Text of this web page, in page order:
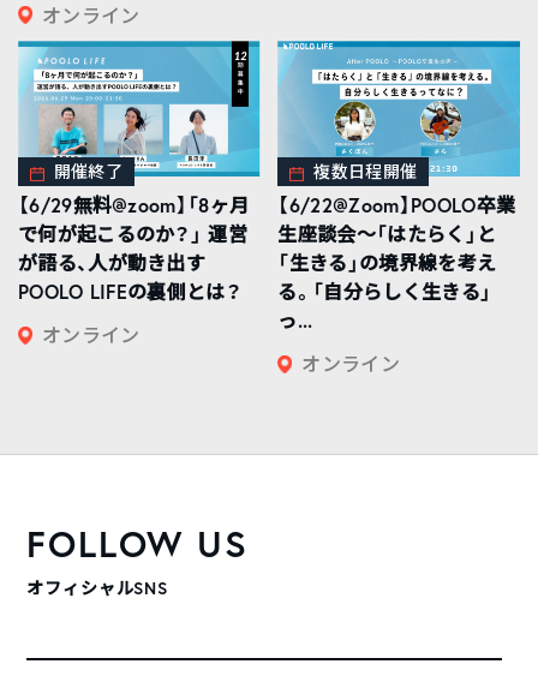
オンライン
開催終了
【6/29無料@zoom】「8ヶ月
で何が起こるのか？」 運営
が語る、人が動き出す
POOLO LIFEの裏側とは？
オンライン
複数日程開催
【6/22@Zoom】POOLO卒業
生座談会〜「はたらく」と
「生きる」の境界線を考え
る。「自分らしく生きる」
っ...
オンライン
FOLLOW US
オフィシャルSNS